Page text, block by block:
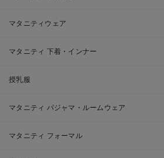
マタニティウェア
マタニティ 下着・インナー
授乳服
マタニティ パジャマ・ルームウェア
マタニティ フォーマル